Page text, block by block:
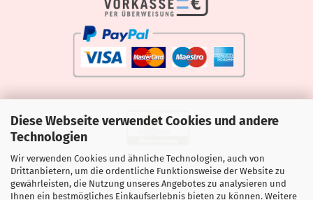
Diese Webseite verwendet Cookies und andere
Technologien
Wir verwenden Cookies und ähnliche Technologien, auch von
Drittanbietern, um die ordentliche Funktionsweise der Website zu
gewährleisten, die Nutzung unseres Angebotes zu analysieren und
Ihnen ein bestmögliches Einkaufserlebnis bieten zu können. Weitere